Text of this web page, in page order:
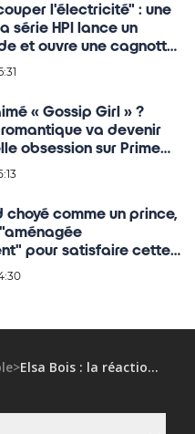
l'électricité" : une
série HPI lance un
et ouvre une cagnotte
!
« Gossip Girl » ?
va devenir
obsession sur Prime
choyé comme un prince,
pour satisfaire cette
qua non
> Elsa Bois : la réaction de Florent Manaudou à ses clichés au Mexique met la puce à l'oreille !